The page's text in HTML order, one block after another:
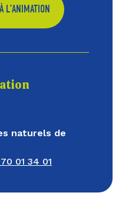
L’ANIMATION
naturels de
01 34 01